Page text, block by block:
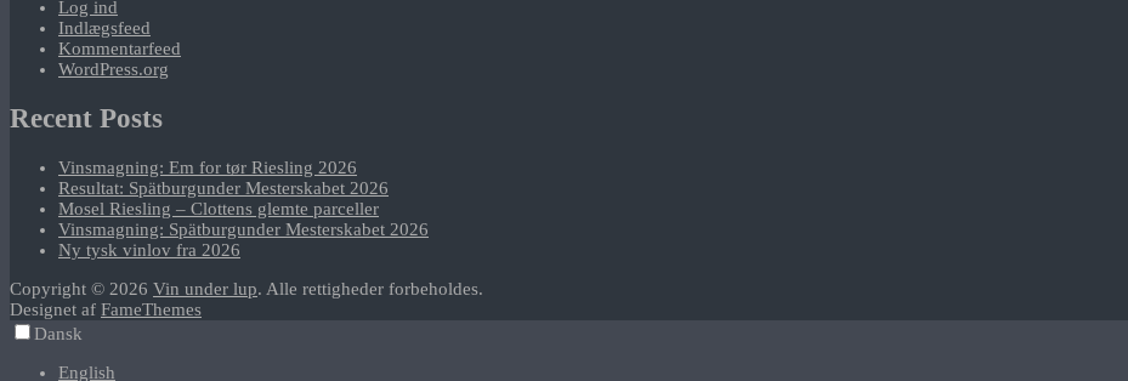
Log ind
Indlægsfeed
Kommentarfeed
WordPress.org
Recent Posts
Vinsmagning: Em for tør Riesling 2026
Resultat: Spätburgunder Mesterskabet 2026
Mosel Riesling – Clottens glemte parceller
Vinsmagning: Spätburgunder Mesterskabet 2026
Ny tysk vinlov fra 2026
Copyright © 2026 Vin under lup. Alle rettigheder forbeholdes.
Designet af FameThemes
Dansk
English